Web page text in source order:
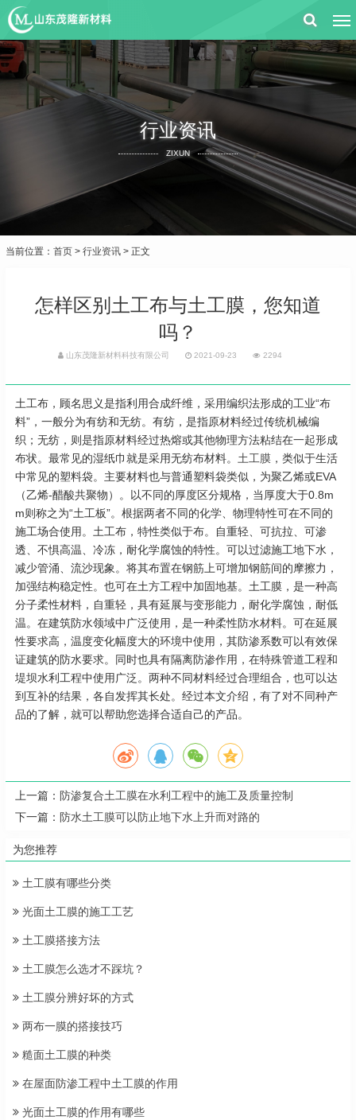
行业资讯
ZIXUN
当前位置： 首页 > 行业资讯 > 正文
怎样区别土工布与土工膜，您知道
吗？
山东茂隆新材料科技有限公司 2021-09-23 2294
土工布，顾名思义是指利用合成纤维，采用编织法形成的工业“布
料”，一般分为有纺和无纺。有纺，是指原材料经过传统机械编
织；无纺，则是指原材料经过热熔或其他物理方法粘结在一起形成
布状。最常见的湿纸巾就是采用无纺布材料。 土工膜 ，类似于生活
中常见的塑料袋。主要材料也与普通塑料袋类似，为聚乙烯或EVA
（乙烯-醋酸共聚物）。以不同的厚度区分规格，当厚度大于0.8m
m则称之为“土工板”。根据两者不同的化学、物理特性可在不同的
施工场合使用。土工布，特性类似于布。自重轻、可抗拉、可渗
透、不惧高温、冷冻，耐化学腐蚀的特性。可以过滤施工地下水，
减少管涌、流沙现象。将其布置在钢筋上可增加钢筋间的摩擦力，
加强结构稳定性。也可在土方工程中加固地基。土工膜，是一种高
分子柔性材料，自重轻，具有延展与变形能力，耐化学腐蚀，耐低
温。在建筑防水领域中广泛使用，是一种柔性防水材料。可在延展
性要求高，温度变化幅度大的环境中使用，其防渗系数可以有效保
证建筑的防水要求。同时也具有隔离防渗作用，在特殊管道工程和
堤坝水利工程中使用广泛。两种不同材料经过合理组合，也可以达
到互补的结果，各自发挥其长处。经过本文介绍，有了对不同种产
品的了解，就可以帮助您选择合适自己的产品。
上一篇： 防渗复合土工膜在水利工程中的施工及质量控制
下一篇： 防水土工膜可以防止地下水上升而对路的
为您推荐
土工膜有哪些分类
光面土工膜的施工工艺
土工膜搭接方法
土工膜怎么选才不踩坑？
土工膜分辨好坏的方式
两布一膜的搭接技巧
糙面土工膜的种类
在屋面防渗工程中土工膜的作用
光面土工膜的作用有哪些